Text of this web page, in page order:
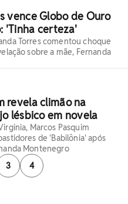
vence Globo de Ouro
'Tinha certeza'
Torres comentou choque
sobre a mãe, Fernanda
revela climão na
lésbico em novela
Marcos Pasquim
de 'Babilônia' após
Montenegro
3 4